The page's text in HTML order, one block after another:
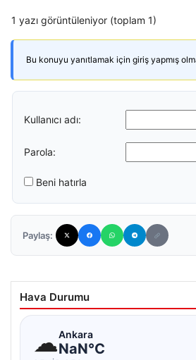
1 yazı görüntüleniyor (toplam 1)
Bu konuyu yanıtlamak için giriş yapmış
Kullanıcı adı:
Parola:
Beni hatırla
Paylaş:
Hava Durumu
☁Ankara
NaN°C